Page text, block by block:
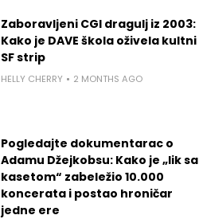
Zaboravljeni CGI dragulj iz 2003:
Kako je DAVE škola oživela kultni
SF strip
HELLY CHERRY 2 MONTHS AGO
Pogledajte dokumentarac o
Adamu Džejkobsu: Kako je „lik sa
kasetom“ zabeležio 10.000
koncerata i postao hroničar
jedne ere